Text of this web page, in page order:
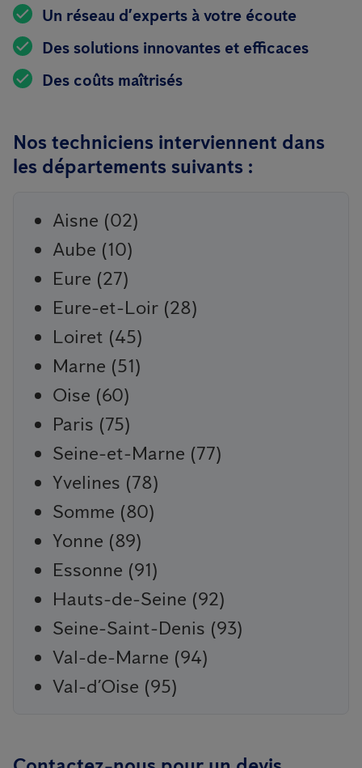
Un réseau d’experts à votre écoute
Des solutions innovantes et efficaces
Des coûts maîtrisés
Nos techniciens interviennent dans
les départements suivants :
Aisne (02)
Aube (10)
Eure (27)
Eure-et-Loir (28)
Loiret (45)
Marne (51)
Oise (60)
Paris (75)
Seine-et-Marne (77)
Yvelines (78)
Somme (80)
Yonne (89)
Essonne (91)
Hauts-de-Seine (92)
Seine-Saint-Denis (93)
Val-de-Marne (94)
Val-d’Oise (95)